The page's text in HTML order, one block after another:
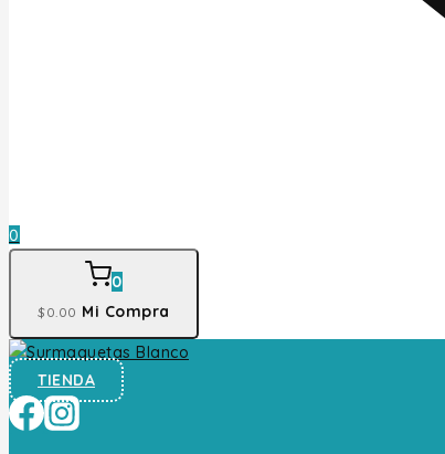
0
0
$0 .00 Mi Compra
TIENDA